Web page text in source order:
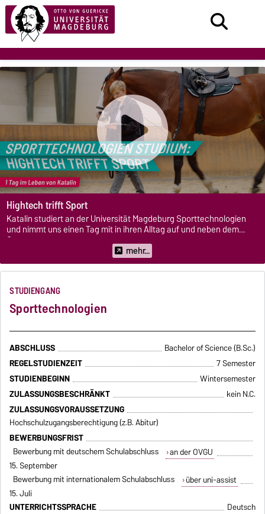
Hightech trifft Sport
Katalin studiert an der Universität Magdeburg Sporttechnologien
und nimmt uns einen Tag mit in ihren Alltag auf und neben dem
Campus.
mehr...
STUDIENGANG
Sporttechnologien
ABSCHLUSS
Bachelor of Science (B.Sc.)
REGELSTUDIENZEIT
7 Semester
STUDIENBEGINN
Wintersemester
ZULASSUNGSBESCHRÄNKT
kein N.C.
ZULASSUNGSVORAUSSETZUNG
Hochschulzugangsberechtigung (z.B. Abitur)
BEWERBUNGSFRIST
Bewerbung mit deutschem Schulabschluss
an der OVGU
15. September
Bewerbung mit internationalem Schulabschluss
über uni-assist
15. Juli
UNTERRICHTSSPRACHE
Deutsch